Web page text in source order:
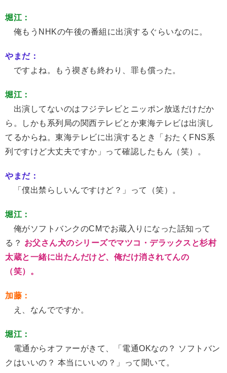
堀江：
俺もうNHKの午後の番組に出演するぐらいなのに。
やまだ：
ですよね。もう禊ぎも終わり、罪も償った。
堀江：
出演してないのはフジテレビとニッポン放送だけだか
ら。しかも系列局の関西テレビとか東海テレビは出演し
てるからね。東海テレビに出演するとき「おたくFNS系
列ですけど大丈夫ですか」って確認したもん（笑）。
やまだ：
「僕出禁らしいんですけど？」って（笑）。
堀江：
俺がソフトバンクのCMでお蔵入りになった話知って
る？ お父さん犬のシリーズでマツコ・デラックスと杉村
太蔵と一緒に出たんだけど、俺だけ消されてんの
（笑）。
加藤：
え、なんでですか。
堀江：
電通からオファーがきて、「電通OKなの？ ソフトバン
クはいいの？ 本当にいいの？」って聞いて。